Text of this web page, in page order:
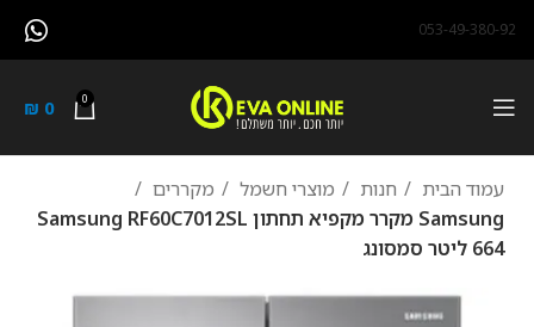
053-49-380-92
0
₪ 0
עמוד הבית חנות מוצרי חשמל
מקררים
Samsung מקרר ‏מקפיא תחתון Samsung RF60C7012SL